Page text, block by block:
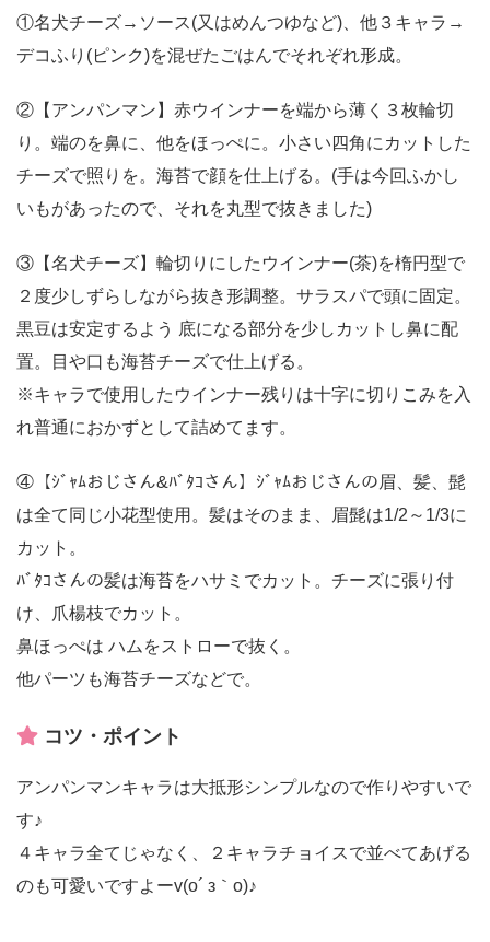
①名犬チーズ→ソース(又はめんつゆなど)、他３キャラ→
デコふり(ピンク)を混ぜたごはんでそれぞれ形成。
②【アンパンマン】赤ウインナーを端から薄く３枚輪切
り。端のを鼻に、他をほっぺに。小さい四角にカットした
チーズで照りを。海苔で顔を仕上げる。(手は今回ふかし
いもがあったので、それを丸型で抜きました)
③【名犬チーズ】輪切りにしたウインナー(茶)を楕円型で
２度少しずらしながら抜き形調整。サラスパで頭に固定。
黒豆は安定するよう 底になる部分を少しカットし鼻に配
置。目や口も海苔チーズで仕上げる。
※キャラで使用したウインナー残りは十字に切りこみを入
れ普通におかずとして詰めてます。
④【ｼﾞｬﾑおじさん&ﾊﾞﾀｺさん】ｼﾞｬﾑおじさんの眉、髪、髭
は全て同じ小花型使用。髪はそのまま、眉髭は1/2～1/3に
カット。
ﾊﾞﾀｺさんの髪は海苔をハサミでカット。チーズに張り付
け、爪楊枝でカット。
鼻ほっぺは ハムをストローで抜く。
他パーツも海苔チーズなどで。
コツ・ポイント
アンパンマンキャラは大抵形シンプルなので作りやすいで
す♪
４キャラ全てじゃなく、２キャラチョイスで並べてあげる
のも可愛いですよーv(o´ з｀o)♪